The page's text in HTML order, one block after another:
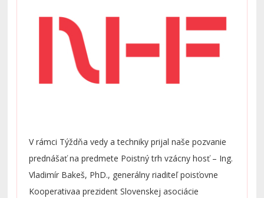
V rámci Týždňa vedy a techniky prijal naše pozvanie
prednášať na predmete Poistný trh vzácny hosť – Ing.
Vladimír Bakeš, PhD., generálny riaditeľ poisťovne
Kooperativaa prezident Slovenskej asociácie